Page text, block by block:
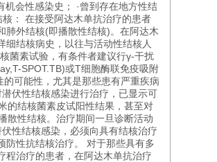
机会性感染史； ·曾到存在地方性结
： 在接受阿达木单抗治疗的患者
肺外结核(即播散性结核)。在阿达木
结核病史，以往与活动性结核人
菌素试验，有条件者建议行γ-干扰
SPOT.TB)或T细胞酶联免疫吸附
可能性，尤其是那些患有严重疾病
伏性结核感染进行治疗，已显示可
的结核菌素皮试阳性结果，甚至对
散性结核。治疗期间一旦诊断活动
性结核感染，必须向具有结核治疗
防性抗结核治疗。 对于那些具有多
程治疗的患者，在阿达木单抗治疗